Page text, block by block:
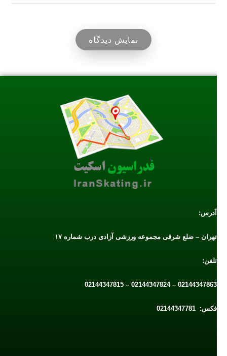
نمایش دیدگاه
آدرس:
تهران – ضلع شرقی مجموعه ورزشی آزادی درب شماره ۱۷
تلفن:
02144347863 – 02144347824 – 02144347815
فکس: 02144347781